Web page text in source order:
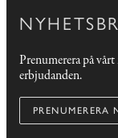
Prenumerera på
erbjudanden.
PRENUMERERA